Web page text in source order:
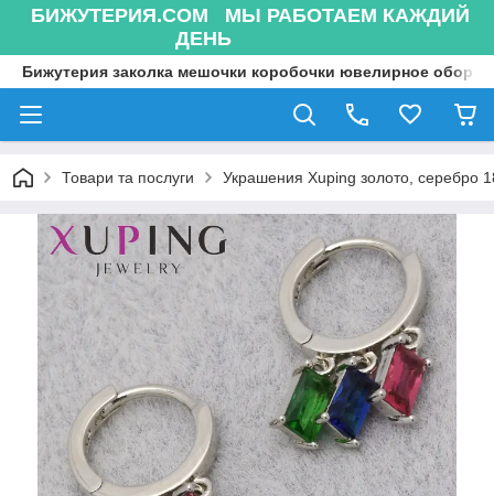
БИЖУТЕРИЯ.COM МЫ РАБОТАЕМ КАЖДИЙ
ДЕНЬ
Бижутерия заколка мешочки коробочки ювелирное
Товари та послуги Украшения Xuping золото, серебро